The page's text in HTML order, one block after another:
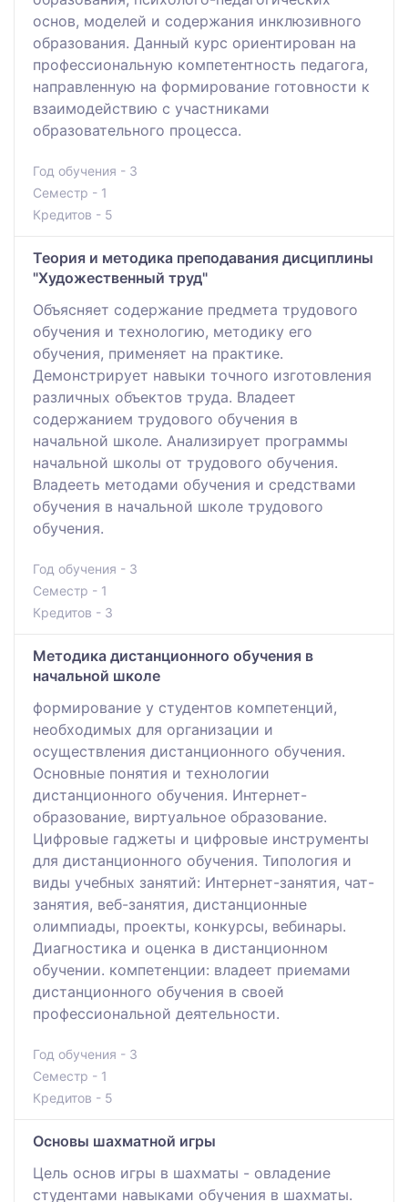
основ, моделей и содержания инклюзивного
образования. Данный курс ориентирован на
профессиональную компетентность педагога,
направленную на формирование готовности к
взаимодействию с участниками
образовательного процесса.
Год обучения - 3
Семестр - 1
Кредитов - 5
Теория и методика преподавания дисциплины
"Художественный труд"
Объясняет содержание предмета трудового
обучения и технологию, методику его
обучения, применяет на практике.
Демонстрирует навыки точного изготовления
различных объектов труда. Владеет
содержанием трудового обучения в
начальной школе. Анализирует программы
начальной школы от трудового обучения.
Владееть методами обучения и средствами
обучения в начальной школе трудового
обучения.
Год обучения - 3
Семестр - 1
Кредитов - 3
Методика дистанционного обучения в
начальной школе
формирование у студентов компетенций,
необходимых для организации и
осуществления дистанционного обучения.
Основные понятия и технологии
дистанционного обучения. Интернет-
образование, виртуальное образование.
Цифровые гаджеты и цифровые инструменты
для дистанционного обучения. Типология и
виды учебных занятий: Интернет-занятия, чат-
занятия, веб-занятия, дистанционные
олимпиады, проекты, конкурсы, вебинары.
Диагностика и оценка в дистанционном
обучении. компетенции: владеет приемами
дистанционного обучения в своей
профессиональной деятельности.
Год обучения - 3
Семестр - 1
Кредитов - 5
Основы шахматной игры
Цель основ игры в шахматы - овладение
студентами навыками обучения в шахматы.